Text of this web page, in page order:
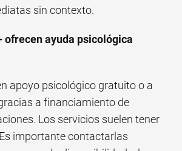
sin contexto.
ofrecen ayuda psicológica
apoyo psicológico gratuito o a
a financiamiento de
Los servicios suelen tener
importante contactarlas